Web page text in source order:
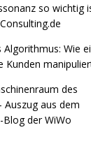
so wichtig
Algorithmus: Wie
Kunden
des
Auszug aus dem
der WiWo